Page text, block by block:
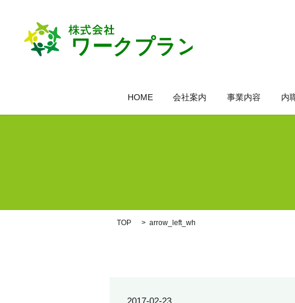
HOME 会社案内 事業内容 内
TOP arrow_left_wh
2017-02-23